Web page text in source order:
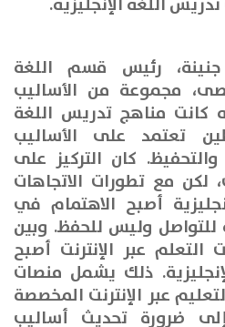
رئيس قسم اللغة
مجموعة من الأساليب
كانت مناهج تدريس اللغة
تعتمد على الأساليب
والتحفيظ. كان التركيز على
لكن مع تطورات الاتجاهات
أصبح الاهتمام في
للتواصل وليس للحفظ. وبين
عبر الإنترنت أصبح
ذلك يشمل منصات
عبر الإنترنت المخصصة
ضرورة تحديث أساليب